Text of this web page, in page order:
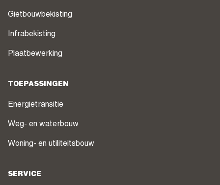
Gietbouwbekisting
Infrabekisting
Plaatbewerking
TOEPASSINGEN
Energietransitie
Weg- en waterbouw
Woning- en utiliteitsbouw
SERVICE